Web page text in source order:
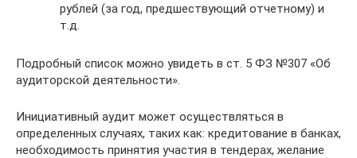
рублей (за год, предшествующий отчетному) и
т.д.
Подробный список можно увидеть в ст. 5 ФЗ №307 «Об
аудиторской деятельности».
Инициативный аудит может осуществляться в
определенных случаях, таких как: кредитование в банках,
необходимость принятия участия в тендерах, желание